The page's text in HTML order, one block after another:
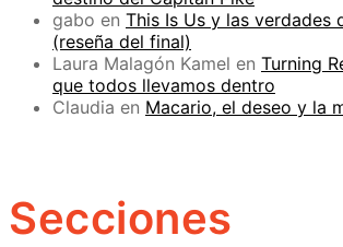
gabo en This Is Us y las verdades
(reseña del final)
Laura Malagón Kamel en Turning
que todos llevamos dentro
Claudia en Macario, el deseo y la
Secciones